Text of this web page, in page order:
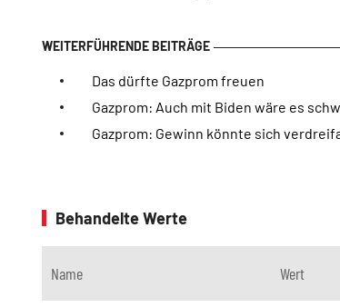
Das dürfte Gazprom freuen
Gazprom: Auch mit Biden wäre es
Gazprom: Gewinn könnte sich
Behandelte Werte
Name Wert